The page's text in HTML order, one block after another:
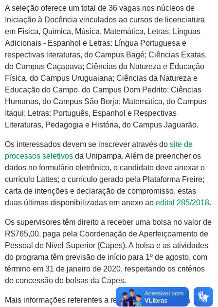
A seleção oferece um total de 36 vagas nos núcleos de
Iniciação à Docência vinculados ao cursos de licenciatura
em Física, Química, Música, Matemática, Letras: Línguas
Adicionais - Espanhol e Letras: Língua Portuguesa e
respectivas literaturas, do Campus Bagé; Ciências Exatas,
do Campus Caçapava; Ciências da Natureza e Educação
Física, do Campus Uruguaiana; Ciências da Natureza e
Educação do Campo, do Campus Dom Pedrito; Ciências
Humanas, do Campus São Borja; Matemática, do Campus
Itaqui; Letras: Português, Espanhol e Respectivas
Literaturas, Pedagogia e História, do Campus Jaguarão.
Os interessados devem se inscrever através do site de
processos seletivos da Unipampa. Além de preencher os
dados no formulário eletrônico, o candidato deve anexar o
currículo Lattes; o currículo gerado pela Plataforma Freire;
carta de intenções e declaração de compromisso, estas
duas últimas disponibilizadas em anexo ao edital 285/2018.
Os supervisores têm direito a receber uma bolsa no valor de
R$765,00, paga pela Coordenação de Aperfeiçoamento de
Pessoal de Nível Superior (Capes). A bolsa e as atividades
do programa têm previsão de início para 1º de agosto, com
término em 31 de janeiro de 2020, respeitando os critérios
de concessão de bolsas da Capes.
Mais informações referentes a requisitos básicos para